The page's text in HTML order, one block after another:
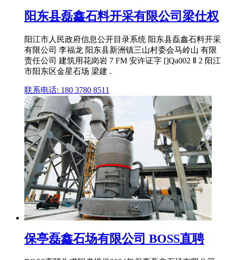
阳东县磊鑫石料开采有限公司梁仕权
阳江市人民政府信息公开目录系统 阳东县磊鑫石料开采
有限公司 李福龙 阳东县新洲镇三山村委会马岭山 有限
责任公司 建筑用花岗岩 7 FM 安许证字 []Qa002 Ⅱ 2 阳江
市阳东区金星石场 梁建 .
联系电话: 180 3780 8511
保亭磊鑫石场有限公司 BOSS直聘